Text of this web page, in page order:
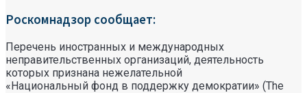
Роскомнадзор сообщает:
Перечень иностранных и международных
неправительственных организаций, деятельность
которых признана нежелательной
«Национальный фонд в поддержку демократии» (The